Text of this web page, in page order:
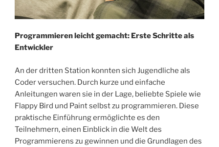
Programmieren leicht gemacht: Erste Schritte als
Entwickler
An der dritten Station konnten sich Jugendliche als
Coder versuchen. Durch kurze und einfache
Anleitungen waren sie in der Lage, beliebte Spiele wie
Flappy Bird und Paint selbst zu programmieren. Diese
praktische Einführung ermöglichte es den
Teilnehmern, einen Einblick in die Welt des
Programmierens zu gewinnen und die Grundlagen des